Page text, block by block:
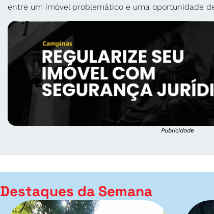
entre um imóvel problemático e uma oportunidade
Publicidade
Destaques da Semana